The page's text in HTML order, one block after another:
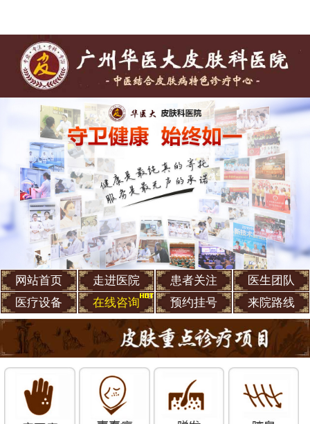
网站首页 走进医院 患者关注
医生团队
医疗设备
在线咨询 预约挂号 来院路线